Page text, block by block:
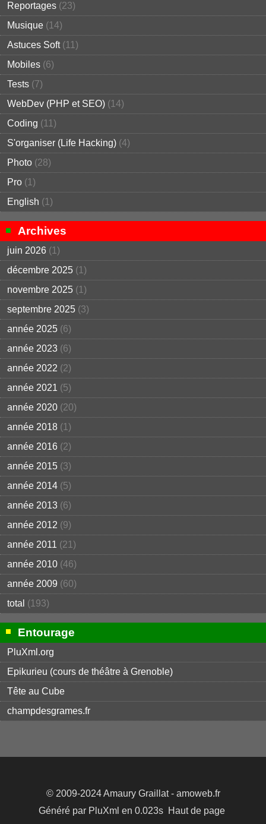
Reportages (23)
Musique (14)
Astuces Soft(11)
Mobiles (6)
Tests (7)
WebDev (PHP et SEO) (14)
Coding (11)
S'organiser (Life Hacking) (4)
Photo (28)
Pro (1)
English (1)
Archives
juin 2026 (1)
décembre 2025 (1)
novembre 2025 (1)
septembre 2025 (3)
année 2025 (6)
année 2023 (6)
année 2022 (2)
année 2021 (5)
année 2020 (20)
année 2018 (1)
année 2016 (2)
année 2015 (3)
année 2014 (5)
année 2013 (6)
année 2012 (9)
année 2011 (21)
année 2010 (46)
année 2009 (60)
total (193)
Entourage
PluXml.org
Epikurieu (cours de théâtre à Grenoble)
Tête au Cube
champdesgrames.fr
© 2009-2024Amaury Graillat- amoweb.fr
Généré par PluXml en 0.023s Haut de page